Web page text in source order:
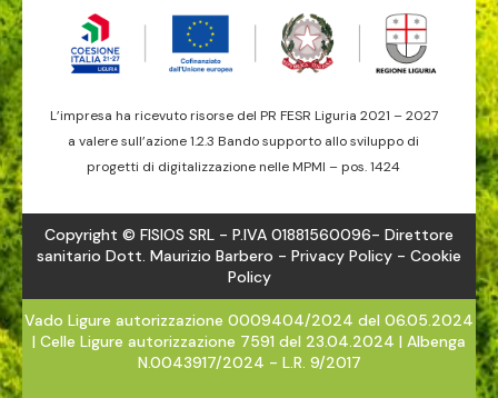
L’impresa ha ricevuto risorse del PR FESR Liguria 2021 – 2027
a valere sull’azione 1.2.3 Bando supporto allo sviluppo di
progetti di digitalizzazione nelle MPMI – pos. 1424
Copyright © FISIOS SRL - P.IVA 01881560096- Direttore
sanitario Dott. Maurizio Barbero - Privacy Policy - Cookie
Policy
Vado Ligure autorizzazione 0009404/2024 del 06.05.2024
| Celle Ligure autorizzazione 7591 del 23.04.2024 | Albenga
N.0043917/2024 - L.R. 9/2017